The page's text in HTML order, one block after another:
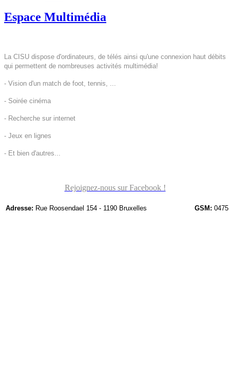
Espace Multimédia
La CISU dispose d'ordinateurs, de télés ainsi qu'une connexion haut débits
qui permettent de nombreuses activités multimédia!
- Vision d'un match de foot, tennis, ...
- Soirée cinéma
- Recherche sur internet
- Jeux en lignes
- Et bien d'autres...
Rejoignez-nous sur Facebook !
Adresse: Rue Roosendael 154 - 1190 Bruxelles GSM: